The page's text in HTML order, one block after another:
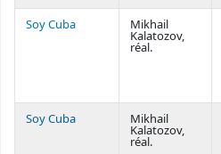
Soy Cuba Mikhail
Kalatozov,
réal.
Soy Cuba Mikhail
Kalatozov,
réal.